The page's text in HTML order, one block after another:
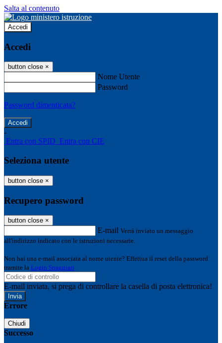
Salta al contenuto
Accedi
Accedi
button close ×
Nome Utente
Password
Password dimenticata?
-
Entra con SPID Entra con CIE
Seleziona utente
button close ×
Recupero password
button close ×
E-mail Verrà inviato un messaggio
all'indirizzo indicato con le istruzioni necessarie.
Non hai una e-mail associata al nome utente? Effettua il reset della password
tramite la Login Spaggiari
E-mail inviata, si prega di controllare la casella di posta elettronica!
Errore
Chiudi
Successo